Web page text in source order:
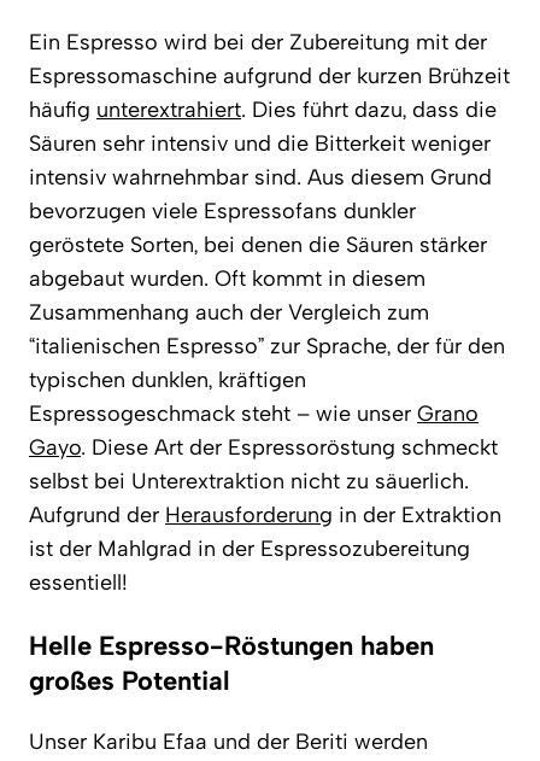
Ein Espresso wird bei der Zubereitung mit der
Espressomaschine aufgrund der kurzen Brühzeit
häufig unterextrahiert. Dies führt dazu, dass die
Säuren sehr intensiv und die Bitterkeit weniger
intensiv wahrnehmbar sind. Aus diesem Grund
bevorzugen viele Espressofans dunkler
geröstete Sorten, bei denen die Säuren stärker
abgebaut wurden. Oft kommt in diesem
Zusammenhang auch der Vergleich zum
“italienischen Espresso” zur Sprache, der für den
typischen dunklen, kräftigen
Espressogeschmack steht – wie unser Grano
Gayo. Diese Art der Espressoröstung schmeckt
selbst bei Unterextraktion nicht zu säuerlich.
Aufgrund der Herausforderung in der Extraktion
ist der Mahlgrad in der Espressozubereitung
essentiell!
Helle Espresso-Röstungen haben
großes Potential
Unser Karibu Efaa und der Beriti werden